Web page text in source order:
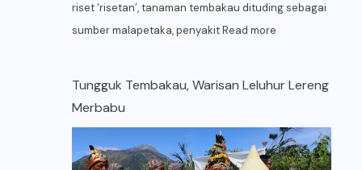
riset ‘risetan’, tanaman tembakau dituding sebagai
sumber malapetaka, penyakitRead more
Tungguk Tembakau, Warisan Leluhur Lereng
Merbabu